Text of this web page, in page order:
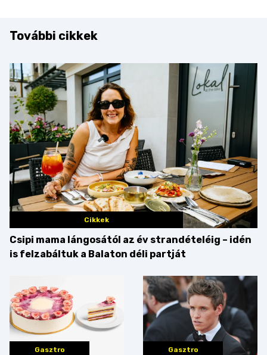
További cikkek
Cikkek
Csipi mama lángosától az év strandételéig – idén
is felzabáltuk a Balaton déli partját
Gasztro Gasztro